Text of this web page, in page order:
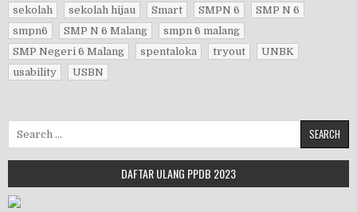
sekolah
sekolah hijau Smart SMPN 6
SMP N 6
smpn6
SMP N 6 Malang
smpn 6 malang
SMP Negeri 6 Malang
spentaloka tryout
UNBK
usability
USBN
DAFTAR ULANG PPDB 2023